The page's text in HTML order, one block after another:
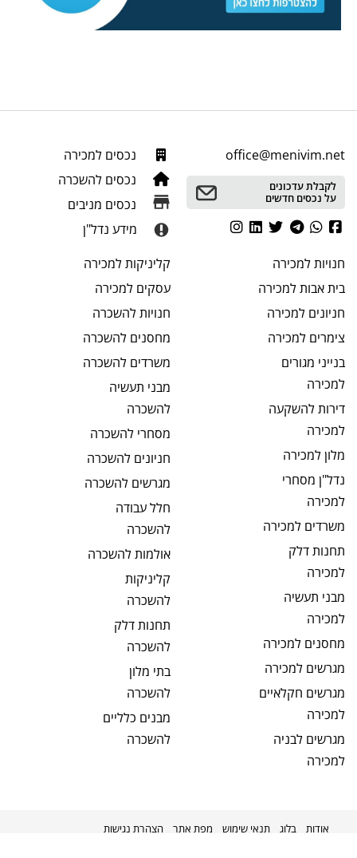
office@menivim.net
לקבלת עדכונים
על נכסים חדשים
נכסים למכירה
נכסים להשכרה
נכסים מניבים
מידע נדל"ן
חנויותלמכירה
בית אבותלמכירה
חניונים למכירה
צימרים למכירה
בנייני מגורים
למכירה
דירות להשקעה
למכירה
מלון למכירה
נדל"ן מסחרי
למכירה
משרדים למכירה
תחנות דלק
למכירה
מבני תעשיה
למכירה
מחסנים למכירה
מגרשים למכירה
מגרשים חקלאיים
למכירה
מגרשים לבניה
למכירה
קליניקותלמכירה
עסקים למכירה
חנויותלהשכרה
מחסנים להשכרה
משרדים להשכרה
מבני תעשיה
להשכרה
מסחרי להשכרה
חניונים להשכרה
מגרשים להשכרה
חלל עבודה
להשכרה
אולמותלהשכרה
קליניקות
להשכרה
תחנות דלק
להשכרה
בתי מלון
להשכרה
מבנים כלליים
להשכרה
אודות בלוג תנאי שימוש מפת אתר
הצהרת נגישות